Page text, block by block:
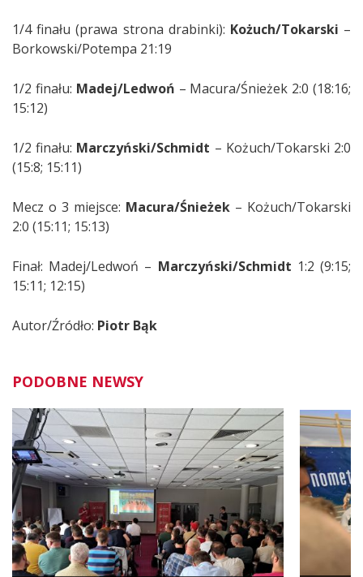
1/4 finału (prawa strona drabinki): Kożuch/Tokarski –
Borkowski/Potempa 21:19
1/2 finału: Madej/Ledwoń – Macura/Śnieżek 2:0 (18:16;
15:12)
1/2 finału: Marczyński/Schmidt – Kożuch/Tokarski 2:0
(15:8; 15:11)
Mecz o 3 miejsce: Macura/Śnieżek – Kożuch/Tokarski
2:0 (15:11; 15:13)
Finał: Madej/Ledwoń – Marczyński/Schmidt 1:2 (9:15;
15:11; 12:15)
Autor/Źródło: Piotr Bąk
PODOBNE NEWSY